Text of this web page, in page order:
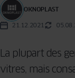
OKNOPLAST
21.12.2021
La plupart des
vitres, mais